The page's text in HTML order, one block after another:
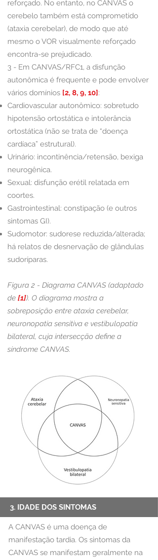
reforçado. No entanto, no CANVAS o
cerebelo também está comprometido
(ataxia cerebelar), de modo que até
mesmo o VOR visualmente reforçado
encontra-se prejudicado.
3 - Em CANVAS/RFC1, a disfunção
autonômica é frequente e pode envolver
vários domínios [2, 8, 9, 10]:
Cardiovascular autonômico: sobretudo
hipotensão ortostática e intolerância
ortostática (não se trata de “doença
cardíaca” estrutural).
Urinário: incontinência/retensão, bexiga
neurogênica.
Sexual: disfunção erétil relatada em
coortes.
Gastrointestinal: constipação (e outros
sintomas GI).
Sudomotor: sudorese reduzida/alterada;
há relatos de desnervação de glândulas
sudoríparas.
​Figura 2 - Diagrama CANVAS (adaptado
de [1]). O diagrama mostra a
sobreposição entre ataxia cerebelar,
neuronopatia sensitiva e vestibulopatia
bilateral, cuja intersecção define a
síndrome CANVAS.
3. IDADE DOS SINTOMAS
A CANVAS é uma doença de
manifestação tardia. Os sintomas da
CANVAS se manifestam geralmente na